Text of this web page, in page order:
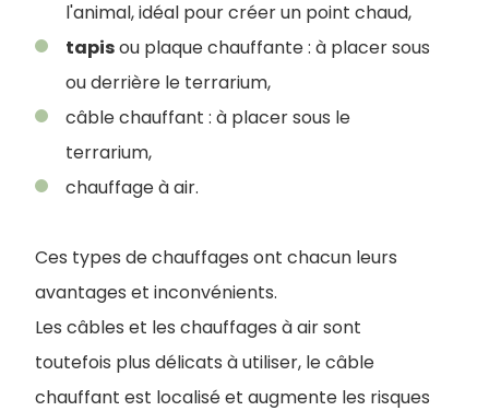
l'animal, idéal pour créer un point chaud,
tapisou plaque chauffante : à placer sous
ou derrière le terrarium,
câble chauffant : à placer sous le
terrarium,
chauffage à air.
Ces types de chauffages ont chacun leurs
avantages et inconvénients.
Les câbles et les chauffages à air sont
toutefois plus délicats à utiliser, le câble
chauffant est localisé et augmente les risques